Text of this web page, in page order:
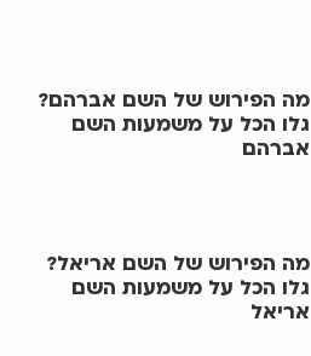
מה הפירוש של השם אברהם?
גלו הכל על משמעות השם
אברהם
מה הפירוש של השם אריאל?
גלו הכל על משמעות השם
אריאל